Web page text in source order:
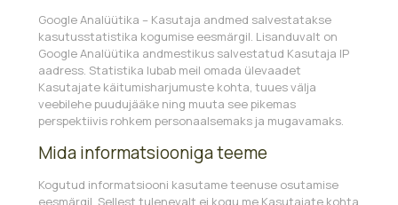
Google Analüütika – Kasutaja andmed salvestatakse
kasutusstatistika kogumise eesmärgil. Lisanduvalt on
Google Analüütika andmestikus salvestatud Kasutaja IP
aadress. Statistika lubab meil omada ülevaadet
Kasutajate käitumisharjumuste kohta, tuues välja
veebilehe puudujääke ning muuta see pikemas
perspektiivis rohkem personaalsemaks ja mugavamaks.
Mida informatsiooniga teeme
Kogutud informatsiooni kasutame teenuse osutamise
eesmärgil. Sellest tulenevalt ei kogu me Kasutajate kohta